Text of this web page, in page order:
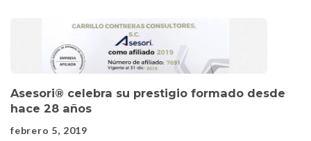
Asesori® celebra su prestigio formado desde
hace 28 años
febrero 5, 2019